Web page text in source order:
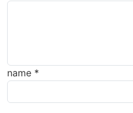
name *